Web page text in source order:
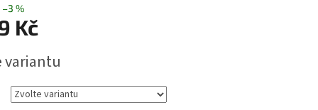
–3 %
Kč
variantu